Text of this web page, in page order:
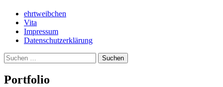
ehrtweibchen
Vita
Impressum
Datenschutzerklärung
Suchen
nach:
Portfolio